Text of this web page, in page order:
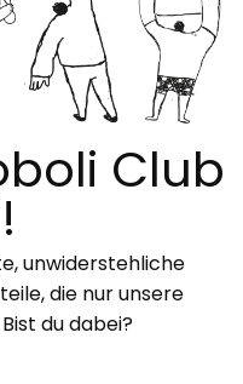
Club
unwiderstehliche
die nur unsere
du dabei?